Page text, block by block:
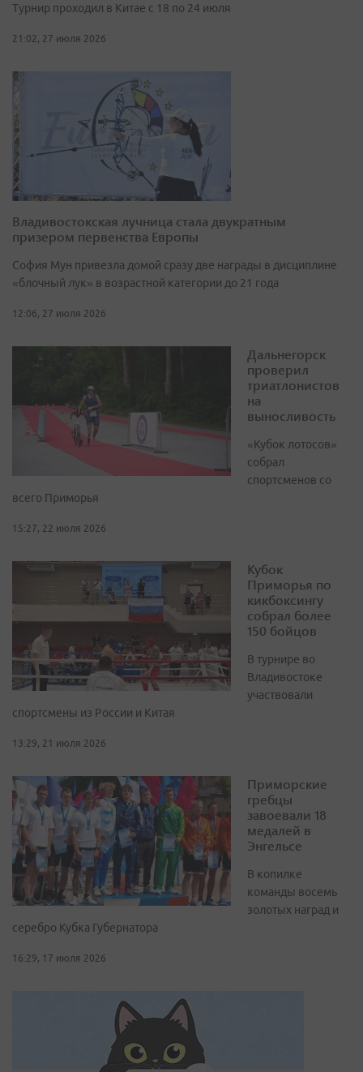
Турнир проходил в Китае с 18 по 24 июля
21:02, 27 июля 2026
Владивостокская лучница стала двукратным
призером первенства Европы
София Мун привезла домой сразу две награды в дисциплине
«блочный лук» в возрастной категории до 21 года
12:06, 27 июля 2026
Дальнегорск
проверил
триатлонистов
на
выносливость
«Кубок лотосов»
собрал
спортсменов со
всего Приморья
15:27, 22 июля 2026
Кубок
Приморья по
кикбоксингу
собрал более
150 бойцов
В турнире во
Владивостоке
участвовали
спортсмены из России и Китая
13:29, 21 июля 2026
Приморские
гребцы
завоевали 18
медалей в
Энгельсе
В копилке
команды восемь
золотых наград и
серебро Кубка Губернатора
16:29, 17 июля 2026